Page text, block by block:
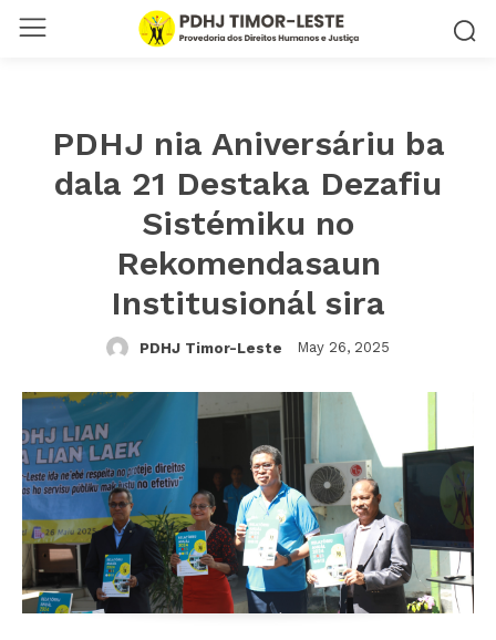
PDHJ nia Aniversáriu ba
dala 21 Destaka Dezafiu
Sistémiku no
Rekomendasaun
Institusionál sira
PDHJ Timor-Leste May 26, 2025